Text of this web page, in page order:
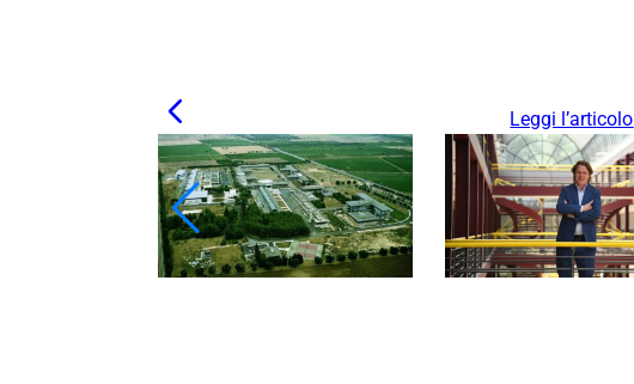
Leggi l’articolo